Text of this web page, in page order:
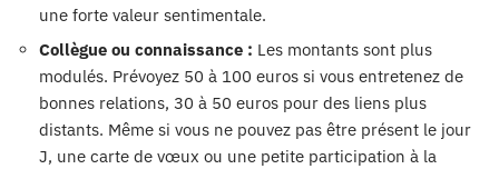
une forte valeur sentimentale.
Collègue ou connaissance : Les montants sont plus
modulés. Prévoyez 50 à 100 euros si vous entretenez de
bonnes relations, 30 à 50 euros pour des liens plus
distants. Même si vous ne pouvez pas être présent le jour
J, une carte de vœux ou une petite participation à la